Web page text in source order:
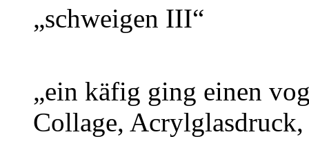
„schweigen III“
„ein käfig ging einen
Collage,